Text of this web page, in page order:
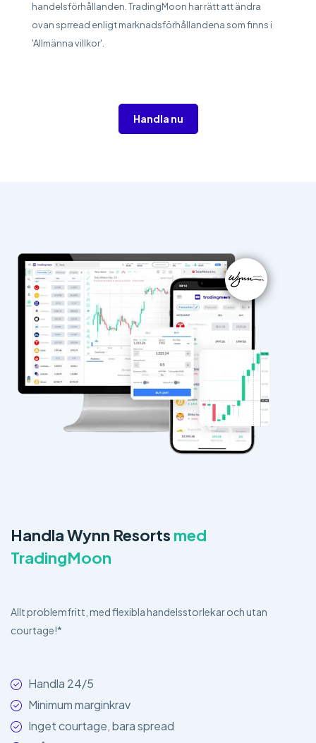
handelsförhållanden. TradingMoon har rätt att ändra
ovan sprread enligt marknadsförhållandena som finns i
'Allmänna villkor'.
Handla nu
Handla Wynn Resorts med
TradingMoon
Allt problemfritt, med flexibla handelsstorlekar och utan
courtage!*
Handla 24/5
Minimum marginkrav
Inget courtage, bara spread